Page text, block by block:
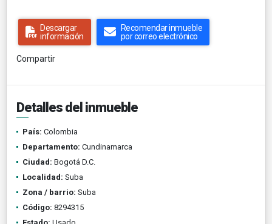
Descargar
información
Recomendar inmueble
por correo electrónico
Compartir
Detalles del inmueble
País: Colombia
Departamento: Cundinamarca
Ciudad: Bogotá D.C.
Localidad: Suba
Zona / barrio: Suba
Código: 8294315